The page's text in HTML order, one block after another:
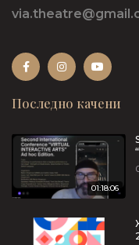
Последно качени
01:18:06